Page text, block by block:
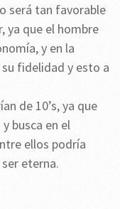
será tan favorable
ya que el hombre
y en la
fidelidad y esto a
de 10’s, ya que
busca en el
ellos podría
eterna.